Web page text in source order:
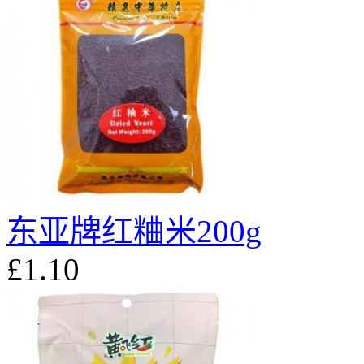
东亚牌红粬米200g
£1.10